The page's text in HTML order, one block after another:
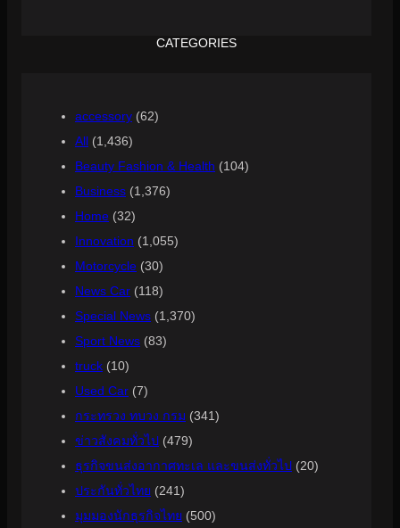
CATEGORIES
accessory (62)
All (1,436)
Beauty Fashion & Health (104)
Business (1,376)
Home (32)
Innovation (1,055)
Motorcycle (30)
News Car (118)
Special News (1,370)
Sport News (83)
truck (10)
Used Car (7)
กระทรวง ทบวง กรม (341)
ข่าวสังคมทั่วไป (479)
ธุรกิจขนส่งอากาศทะเล และขนส่งทั่วไป (20)
ประกันทั่วไทย (241)
มุมมองนักธุรกิจไทย (500)